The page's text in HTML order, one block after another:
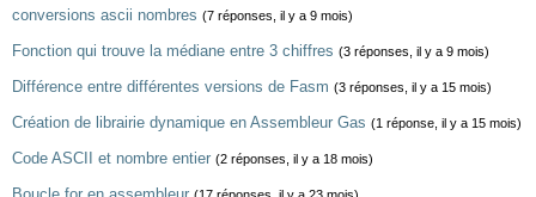
conversions ascii nombres (7 réponses, il y a 9 mois)
Fonction qui trouve la médiane entre 3 chiffres (3 réponses, il y a 9 mois)
Différence entre différentes versions de Fasm (3 réponses, il y a 15 mois)
Création de librairie dynamique en Assembleur Gas (1 réponse, il y a 15 mois)
Code ASCII et nombre entier (2 réponses, il y a 18 mois)